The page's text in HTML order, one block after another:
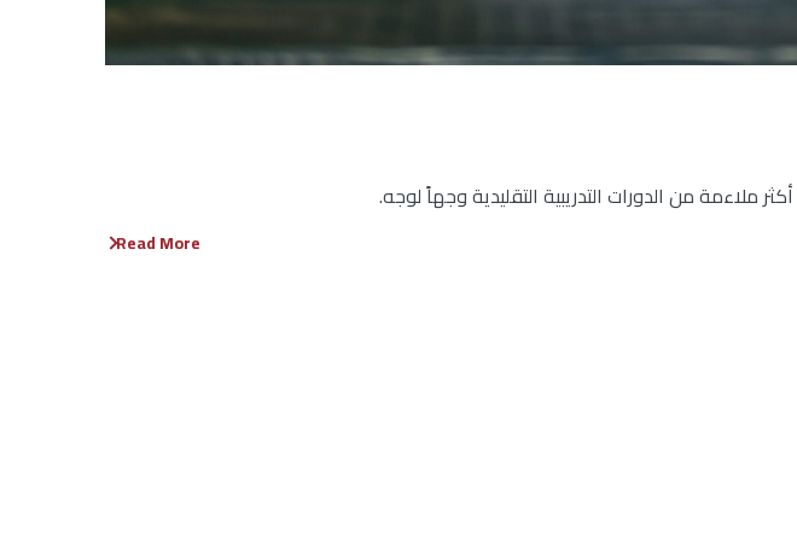
ملاءمة من الدورات التدريبية التقليدية وجهاً لوجه.
Read More